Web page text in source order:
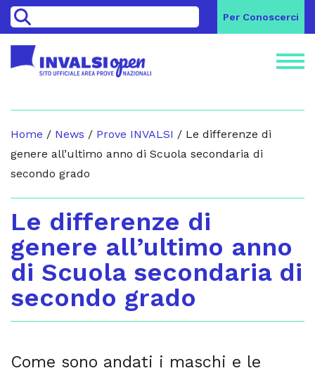
> Per Conoscerci
Home / News / Prove INVALSI / Le differenze di
genere all’ultimo anno di Scuola secondaria di
secondo grado
Le differenze di
genere all’ultimo anno
di Scuola secondaria di
secondo grado
Come sono andati i maschi e le